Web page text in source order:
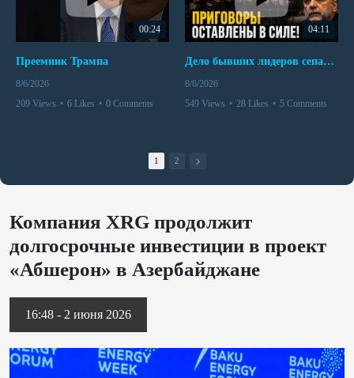
00:24
Преемник Трампа
8/6/2026
209 Views • 6 Likes • 0 Comments
04:11
Дело бывших лидеров сепаратистского режима в Карабахе
8/6/2026
549 Views • 28 Likes • 5 Comments
1 2
Компания XRG продолжит
долгосрочные инвестиции в проект
«Абшерон» в Азербайджане
16:48 - 2 июня 2026